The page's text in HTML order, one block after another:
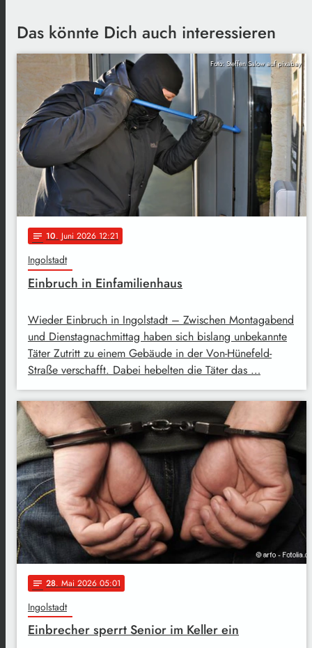
Das könnte Dich auch interessieren
Foto: Steffen Salow auf pixabay
notes 10. Juni 2026 12:21
Ingolstadt
Einbruch in Einfamilienhaus
Wieder Einbruch in Ingolstadt – Zwischen Montagabend
und Dienstagnachmittag haben sich bislang unbekannte
Täter Zutritt zu einem Gebäude in der Von-Hünefeld-
Straße verschafft. Dabei hebelten die Täter das …
notes 28. Mai 2026 05:01
Ingolstadt
Einbrecher sperrt Senior im Keller ein